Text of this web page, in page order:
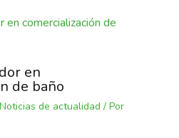
en
de baño
Noticias de actualidad / Por